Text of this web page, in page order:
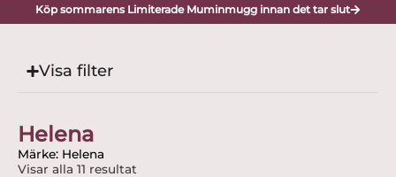
Köp sommarens Limiterade Muminmugg innan det tar slut
Visa filter
Helena
Märke: Helena
Visar alla 11 resultat